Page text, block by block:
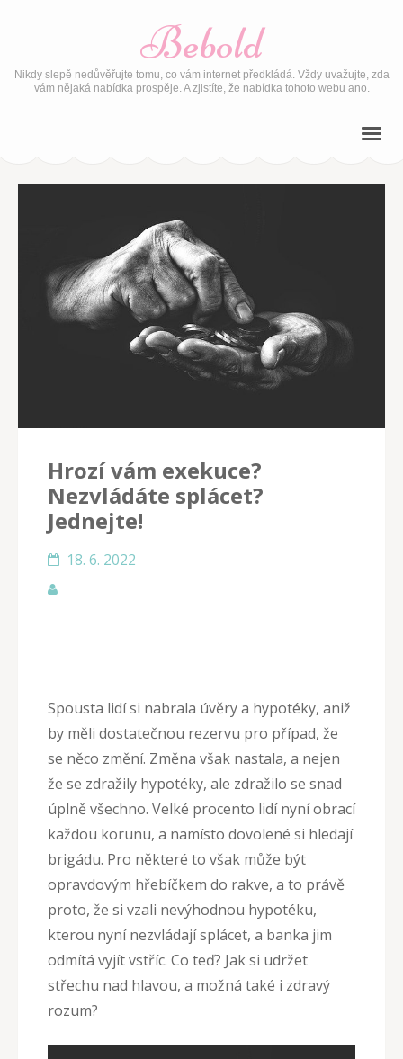
Bebold
Nikdy slepě nedůvěřujte tomu, co vám internet předkládá. Vždy uvažujte, zda
vám nějaká nabídka prospěje. A zjistíte, že nabídka tohoto webu ano.
Hrozí vám exekuce?
Nezvládáte splácet?
Jednejte!
18. 6. 2022
Spousta lidí si nabrala úvěry a hypotéky, aniž
by měli dostatečnou rezervu pro případ, že
se něco změní. Změna však nastala, a nejen
že se zdražily hypotéky, ale zdražilo se snad
úplně všechno. Velké procento lidí nyní obrací
každou korunu, a namísto dovolené si hledají
brigádu. Pro některé to však může být
opravdovým hřebíčkem do rakve, a to právě
proto, že si vzali nevýhodnou hypotéku,
kterou nyní nezvládají splácet, a banka jim
odmítá vyjít vstříc. Co teď? Jak si udržet
střechu nad hlavou, a možná také i zdravý
rozum?